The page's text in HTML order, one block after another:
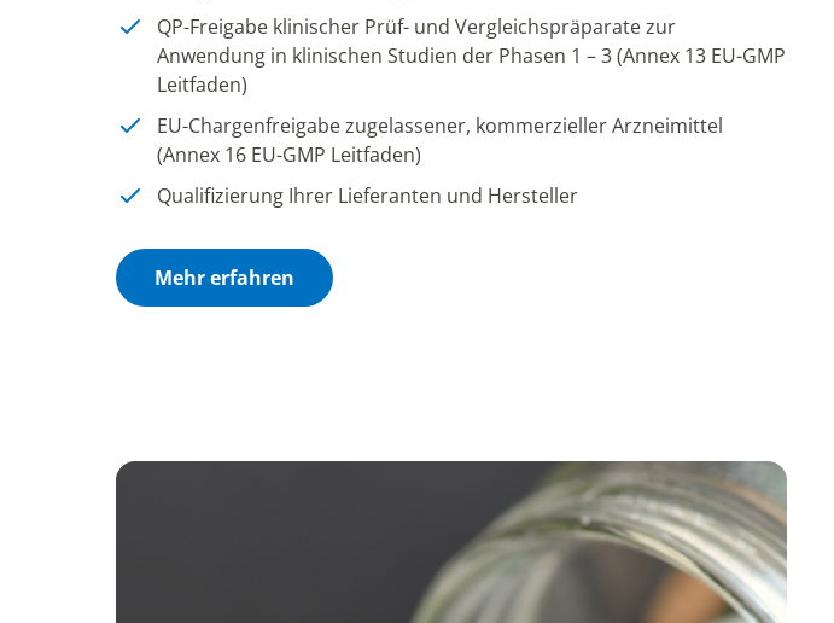
QP-Freigabe klinischer Prüf- und Vergleichspräparate zur
Anwendung in klinischen Studien der Phasen 1 – 3 (Annex 13 EU-GMP
Leitfaden)
EU-Chargenfreigabe zugelassener, kommerzieller Arzneimittel
(Annex 16 EU-GMP Leitfaden)
Qualifizierung Ihrer Lieferanten und Hersteller
Mehr erfahren